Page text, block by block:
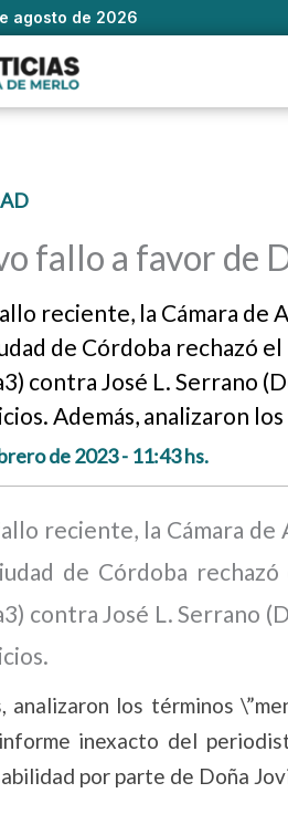
agosto de 2026
fallo a favor de
reciente, la Cámara de
de Córdoba rechazó
contra José L. Serrano
Además, analizaron
de 2023 - 11:43 hs.
reciente, la Cámara
de Córdoba
contra José L. Serrano
analizaron los términos
inexacto del
por parte de Doña